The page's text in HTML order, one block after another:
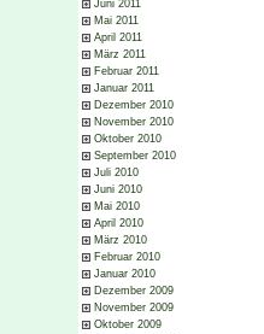
Juni 2011
Mai 2011
April 2011
März 2011
Februar 2011
Januar 2011
Dezember 2010
November 2010
Oktober 2010
September 2010
Juli 2010
Juni 2010
Mai 2010
April 2010
März 2010
Februar 2010
Januar 2010
Dezember 2009
November 2009
Oktober 2009